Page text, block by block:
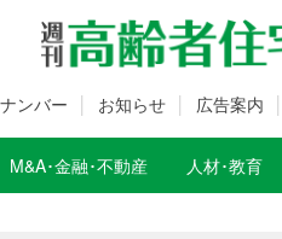
ンバー お知らせ 広告案内
M&A･金融･不動産 人材･教育